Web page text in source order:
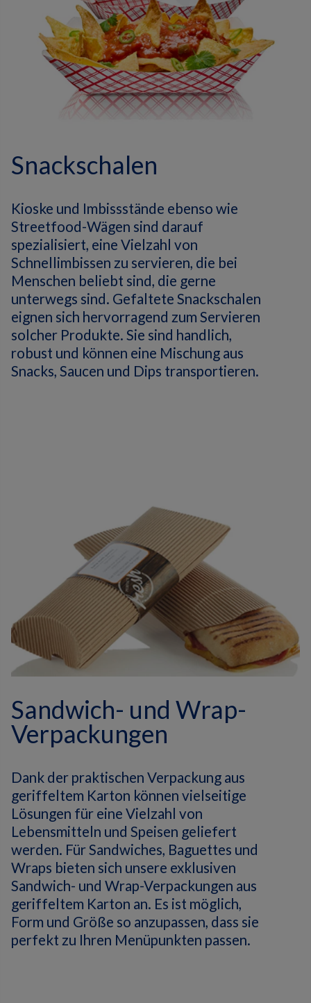
Snackschalen
Kioske und Imbissstände ebenso wie
Streetfood-Wägen sind darauf
spezialisiert, eine Vielzahl von
Schnellimbissen zu servieren, die bei
Menschen beliebt sind, die gerne
unterwegs sind. Gefaltete Snackschalen
eignen sich hervorragend zum Servieren
solcher Produkte. Sie sind handlich,
robust und können eine Mischung aus
Snacks, Saucen und Dips transportieren.
Sandwich- und Wrap-
Verpackungen
Dank der praktischen Verpackung aus
geriffeltem Karton können vielseitige
Lösungen für eine Vielzahl von
Lebensmitteln und Speisen geliefert
werden. Für Sandwiches, Baguettes und
Wraps bieten sich unsere exklusiven
Sandwich- und Wrap-Verpackungen aus
geriffeltem Karton an. Es ist möglich,
Form und Größe so anzupassen, dass sie
perfekt zu Ihren Menüpunkten passen.